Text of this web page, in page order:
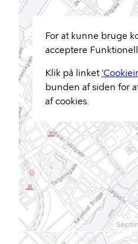
For at kunne bruge
acceptere
Klik på linket
bunden af siden for
af cookies.